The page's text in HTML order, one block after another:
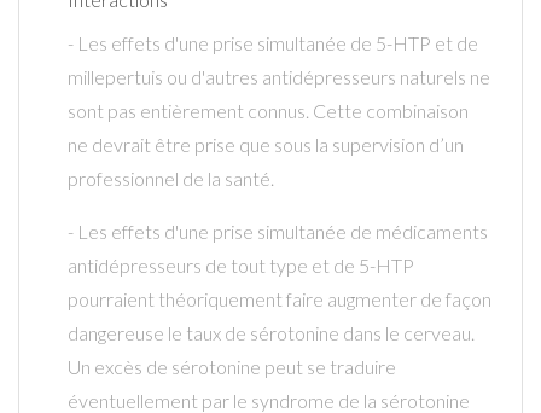
- Les effets d'une prise simultanée de 5-HTP et de
millepertuis ou d'autres antidépresseurs naturels ne
sont pas entièrement connus. Cette combinaison
ne devrait être prise que sous la supervision d’un
professionnel de la santé.
- Les effets d'une prise simultanée de médicaments
antidépresseurs de tout type et de 5-HTP
pourraient théoriquement faire augmenter de façon
dangereuse le taux de sérotonine dans le cerveau.
Un excès de sérotonine peut se traduire
éventuellement par le syndrome de la sérotonine